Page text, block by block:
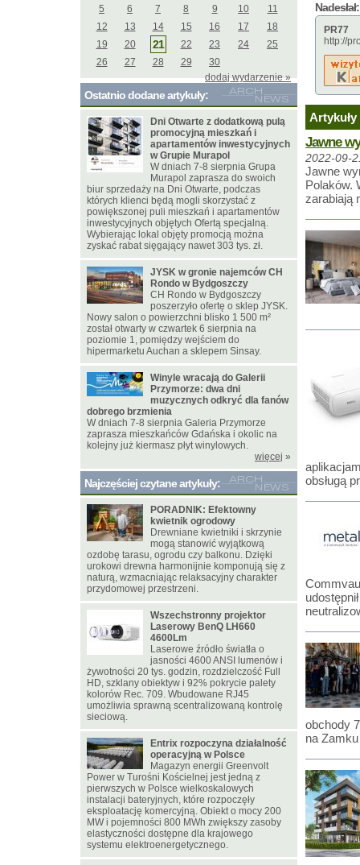
Nadesłał:
PR77
http://
Jawne
2022-09-
Jawne
Polaków.
zarabiają
obsługą
obchody
na
5
6 7 8 9 10
11
12
13 14 15 16 17
18
19
20 21 22 23 24
25
26
27 28 29
30
dodaj wydarzenie »
Ostatnio dodane artykuły:
Dni Otwarte z dodatkową pulą
promocyjną mieszkań i
apartamentów inwestycyjnych
w Grupie Murapol
W dniach 7-8 sierpnia Grupa
Murapol zaprasza do swoich
biur sprzedaży na Dni Otwarte, podczas
których klienci będą mogli skorzystać z
powiększonej puli mieszkań i apartamentów
inwestycyjnych objętych Ofertą specjalną.
Wybierając lokal objęty promocją można
zyskać rabat sięgający nawet 303 tys. zł.
JYSK w gronie najemców CH
Rondo w Bydgoszczy
CH Rondo w Bydgoszczy
poszerzyło ofertę o sklep JYSK.
Nowy salon o powierzchni blisko 1 500 m²
został otwarty w czwartek 6 sierpnia na
poziomie 1, pomiędzy wejściem do
hipermarketu Auchan a sklepem Sinsay.
Winyle wracają do Galerii
Przymorze: dwa dni
muzycznych odkryć dla fanów
dobrego brzmienia
W dniach 7-8 sierpnia Galeria Przymorze
zaprasza mieszkańców Gdańska i okolic na
kolejny już kiermasz płyt winylowych.
więcej »
Najczęściej czytane artykuły:
PORADNIK: Efektowny
kwietnik ogrodowy
Drewniane kwietniki i skrzynie
mogą stanowić wyjątkową
ozdobę tarasu, ogrodu czy balkonu. Dzięki
urokowi drewna harmonijnie komponują się z
naturą, wzmacniając relaksacyjny charakter
przydomowej przestrzeni.
Wszechstronny projektor
Laserowy BenQ LH660
4600Lm
Laserowe źródło światła o
jasności 4600 ANSI lumenów i
żywotności 20 tys. godzin, rozdzielczość Full
HD, szklany obiektyw i 92% pokrycie palety
kolorów Rec. 709. Wbudowane RJ45
umożliwia sprawną scentralizowaną kontrolę
sieciową.
Entrix rozpoczyna działalność
operacyjną w Polsce
Magazyn energii Greenvolt
Power w Turośni Kościelnej jest jedną z
pierwszych w Polsce wielkoskalowych
instalacji bateryjnych, które rozpoczęły
eksploatację komercyjną. Obiekt o mocy 200
MW i pojemności 800 MWh zwiększy zasoby
elastyczności dostępne dla krajowego
systemu elektroenergetycznego.